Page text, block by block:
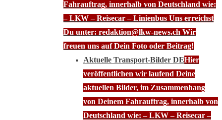
Fahrauftrag, innerhalb von Deutschland wie:
– LKW – Reisecar – Linienbus Uns erreichst
Du unter: redaktion@lkw-news.ch Wir
freuen uns auf Dein Foto oder Beitrag!
Aktuelle Transport-Bilder DEHier
veröffentlichen wir laufend Deine
aktuellen Bilder, im Zusammenhang
von Deinem Fahrauftrag, innerhalb von
Deutschland wie: – LKW – Reisecar –